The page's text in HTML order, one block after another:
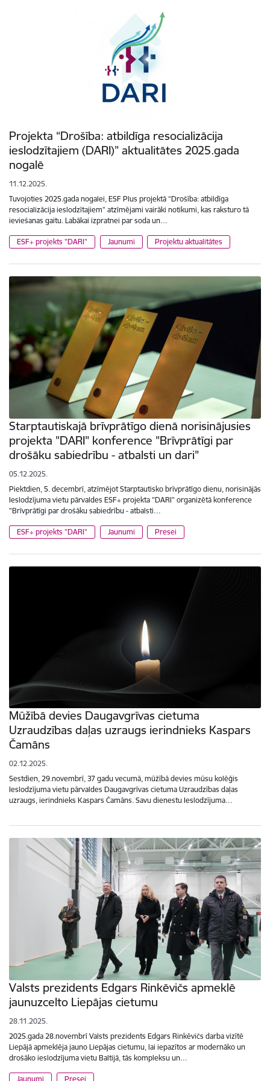
Projekta “Drošība: atbildīga resocializācija
ieslodzītajiem (DARI)” aktualitātes 2025.gada
nogalē
11.12.2025.
Tuvojoties 2025.gada nogalei, ESF Plus projektā “Drošība: atbildīga
resocializācija ieslodzītajiem” atzīmējami vairāki notikumi, kas raksturo tā
ieviešanas gaitu. Labākai izpratnei par soda un…
ESF+ projekts "DARI" Jaunumi Projektu aktualitātes
Starptautiskajā brīvprātīgo dienā norisinājusies
projekta "DARI" konference "Brīvprātīgi par
drošāku sabiedrību - atbalsti un dari"
05.12.2025.
Piektdien, 5. decembrī, atzīmējot Starptautisko brīvprātīgo dienu, norisinājās
Ieslodzījuma vietu pārvaldes ESF+ projekta "DARI" organizētā konference
"Brīvprātīgi par drošāku sabiedrību - atbalsti…
ESF+ projekts "DARI" Jaunumi Presei
Mūžībā devies Daugavgrīvas cietuma
Uzraudzības daļas uzraugs ierindnieks Kaspars
Čamāns
02.12.2025.
Sestdien, 29.novembrī, 37 gadu vecumā, mūžībā devies mūsu kolēģis
Ieslodzījuma vietu pārvaldes Daugavgrīvas cietuma Uzraudzības daļas
uzraugs, ierindnieks Kaspars Čamāns. Savu dienestu Ieslodzījuma…
Valsts prezidents Edgars Rinkēvičs apmeklē
jaunuzcelto Liepājas cietumu
28.11.2025.
2025.gada 28.novembrī Valsts prezidents Edgars Rinkēvičs darba vizītē
Liepājā apmeklēja jauno Liepājas cietumu, lai iepazītos ar modernāko un
drošāko ieslodzījuma vietu Baltijā, tās kompleksu un…
Jaunumi Presei